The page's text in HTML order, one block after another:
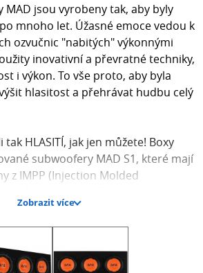
MAD jsou vyrobeny tak, aby byly
po mnoho let. Úžasné emoce vedou k
ozvučnic "nabitých" výkonnými
inovativní a převratné techniky,
i výkon. To vše proto, aby byla
hlasitost a přehrávat hudbu celý
HLASITÍ, jak jen můžete! Boxy
subwoofery MAD S1, které mají
z IMPP (Injection Molded
úrovních SPL. Slyšeli jste někdy o
buck“? Nikdy to nebylo tak pravdivé
B1. Temto nekompromisně
ukáže svou skutečnou sílu, když
Zobrazit více